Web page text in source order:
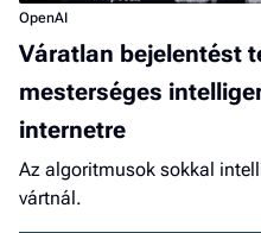
OpenAI
Váratlan bejelentést
mesterséges
internetre
Az algoritmusok sokkal
vártnál.